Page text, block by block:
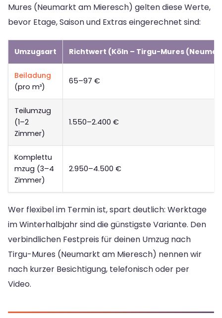
Mures (Neumarkt am Mieresch) gelten diese Werte,
bevor Etage, Saison und Extras eingerechnet sind:
Umzugsart Richtwert (Köln – Tirgu-Mures
Beiladung
(pro m³)
65–97 €
Teilumzug
(1–2
Zimmer)
1.550–2.400 €
Komplettu
mzug (3–4
Zimmer)
2.950–4.500 €
Wer flexibel im Termin ist, spart deutlich: Werktage
im Winterhalbjahr sind die günstigste Variante. Den
verbindlichen Festpreis für deinen Umzug nach
Tirgu-Mures (Neumarkt am Mieresch) nennen wir
nach kurzer Besichtigung, telefonisch oder per
Video.